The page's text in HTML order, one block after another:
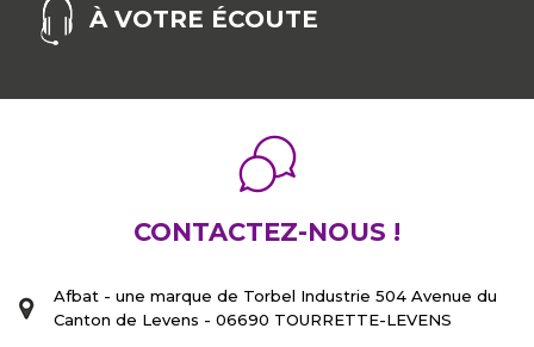
À VOTRE ÉCOUTE
CONTACTEZ-NOUS !
Afbat - une marque de Torbel Industrie 504 Avenue du
Canton de Levens - 06690 TOURRETTE-LEVENS